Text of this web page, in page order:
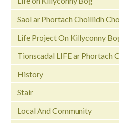
Saol ar Phortach Choillidh
Life Project On Killyconny
Tionscadal LIFE ar Phortach
History
Stair
Local And Community